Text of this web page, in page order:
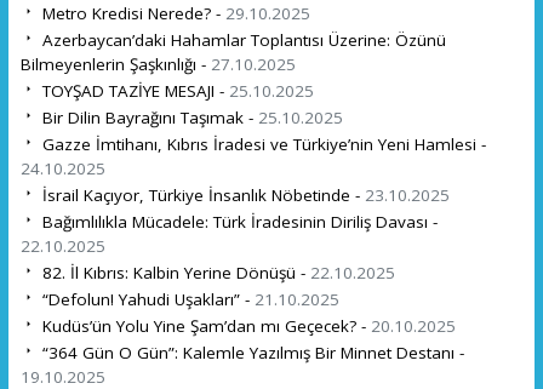
Metro Kredisi Nerede? - 29.10.2025
Azerbaycan’daki Hahamlar Toplantısı Üzerine: Özünü
Bilmeyenlerin Şaşkınlığı - 27.10.2025
TOYŞAD TAZİYE MESAJI - 25.10.2025
Bir Dilin Bayrağını Taşımak - 25.10.2025
Gazze İmtihanı, Kıbrıs İradesi ve Türkiye’nin Yeni Hamlesi -
24.10.2025
İsrail Kaçıyor, Türkiye İnsanlık Nöbetinde - 23.10.2025
Bağımlılıkla Mücadele: Türk İradesinin Diriliş Davası -
22.10.2025
82. İl Kıbrıs: Kalbin Yerine Dönüşü - 22.10.2025
“Defolun! Yahudi Uşakları” - 21.10.2025
Kudüs’ün Yolu Yine Şam’dan mı Geçecek? - 20.10.2025
“364 Gün O Gün”: Kalemle Yazılmış Bir Minnet Destanı -
19.10.2025